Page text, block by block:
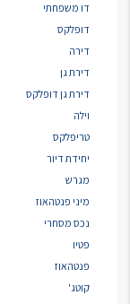
דו משפחתי
דופלקס
דירה
דירת גן
דירת גן דופלקס
וילה
טריפלקס
יחידת דיור
מגרש
מיני פנטהאוז
נכס מסחרי
פטיו
פנטהאוז
קוטג'